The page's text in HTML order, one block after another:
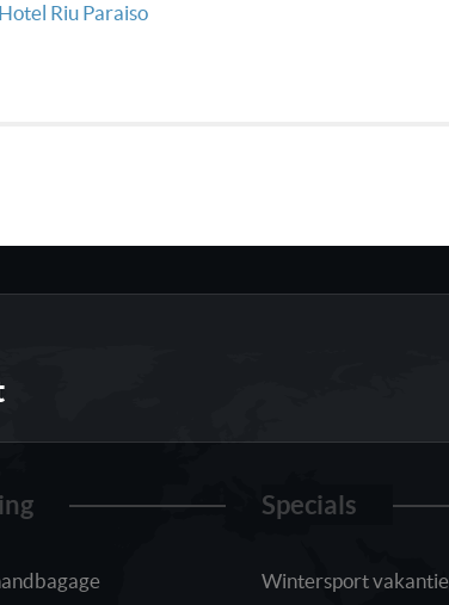
Hotel Riu Paraiso
Specials
Wintersport vakantie